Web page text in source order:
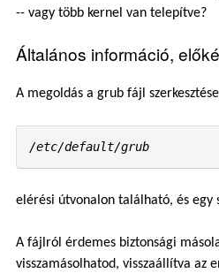
-- vagy több kernel van telepítve?
Általános információ,
A megoldás a grub fájl
/etc/default/grub
elérési útvonalon található, és egy
A fájlról érdemes biztonsági
visszamásolhatod, visszaállítva